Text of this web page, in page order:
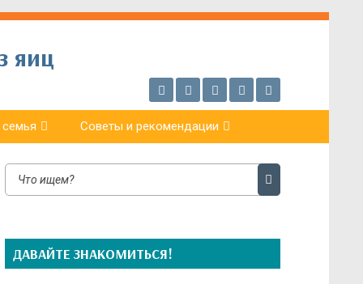
яиц
Советы и рекомендации
ДАВАЙТЕ ЗНАКОМИТЬСЯ!